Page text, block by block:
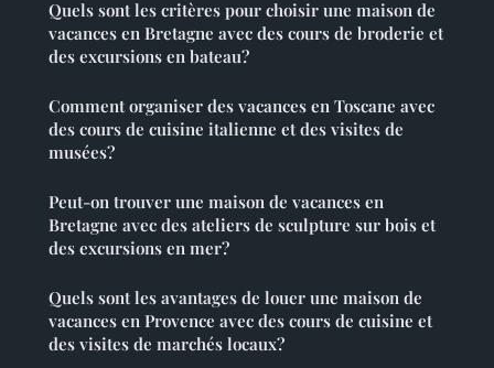
Quels sont les critères pour choisir une maison de
vacances en Bretagne avec des cours de broderie et
des excursions en bateau?
Comment organiser des vacances en Toscane avec
des cours de cuisine italienne et des visites de
musées?
Peut-on trouver une maison de vacances en
Bretagne avec des ateliers de sculpture sur bois et
des excursions en mer?
Quels sont les avantages de louer une maison de
vacances en Provence avec des cours de cuisine et
des visites de marchés locaux?